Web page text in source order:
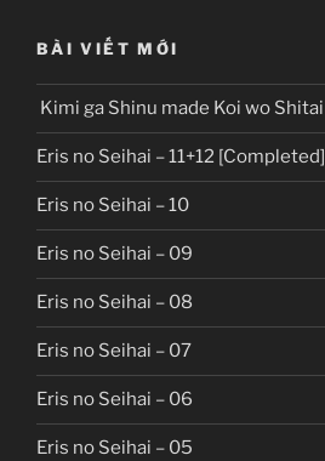
BÀI VIẾT MỚI
Kimi ga Shinu made Koi wo Shitai
Eris no Seihai – 11+12 [Completed]
Eris no Seihai – 10
Eris no Seihai – 09
Eris no Seihai – 08
Eris no Seihai – 07
Eris no Seihai – 06
Eris no Seihai – 05